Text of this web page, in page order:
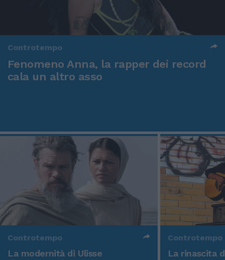
Controtempo
Fenomeno Anna, la rapper dei record
cala un altro asso
Controtempo
La modernità di Ulisse
Controtempo
La rinascita